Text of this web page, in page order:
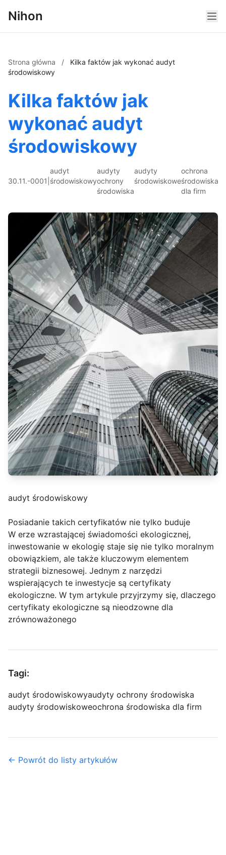
Nihon
Strona główna /
Kilka faktów jak wykonać audyt
środowiskowy
Kilka faktów jak
wykonać audyt
środowiskowy
30.11.-0001
audyt
środowiskowy
audyty
ochrony
środowiska
audyty
środowiskowe
ochrona
środowiska
dla firm
audyt środowiskowy
Posiadanie takich certyfikatów nie tylko buduje
W erze wzrastającej świadomości ekologicznej,
inwestowanie w ekologię staje się nie tylko moralnym
obowiązkiem, ale także kluczowym elementem
strategii biznesowej. Jednym z narzędzi
wspierających te inwestycje są certyfikaty
ekologiczne. W tym artykule przyjrzymy się, dlaczego
certyfikaty ekologiczne są nieodzowne dla
zrównoważonego
Tagi:
audyt środowiskowyaudyty ochrony środowiska
audyty środowiskoweochrona środowiska dla firm
← Powrót do listy artykułów